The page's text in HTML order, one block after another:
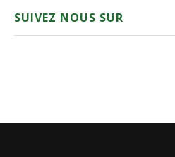
SUIVEZ NOUS SUR